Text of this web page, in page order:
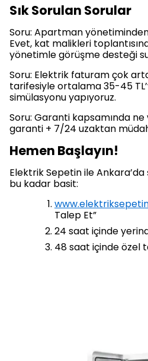
Sık Sorulan Sorular
Soru: Apartman
Evet, kat malikleri
yönetimle görüşme desteği
Soru: Elektrik faturam çok
tarifesiyle ortalama 35-45
simülasyonu yapıyoruz.
Soru: Garanti kapsamında
garanti + 7/24 uzaktan
Hemen Başlayın!
Elektrik Sepetin ile
bu kadar basit:
Talep Et”
24 saat içinde
48 saat içinde özel